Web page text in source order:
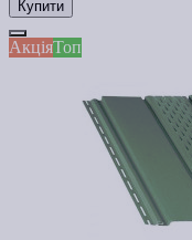
Купити
АкціяТоп